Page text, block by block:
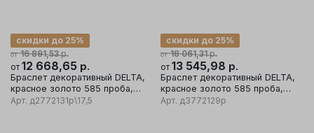
от 16 891,53р.
скидки до 25%
от 12 668,65 р.
Браслет декоративный DELTA,
красное золото 585 проба,
вставка бриллиант/сапфир
Арт. д2772131р\17,5
от 18 061,31р.
скидки до 25%
от 13 545,98 р.
Браслет декоративный DELTA,
красное золото 585 проба,
вставка бриллиант/изумруд
Арт. д3772129р